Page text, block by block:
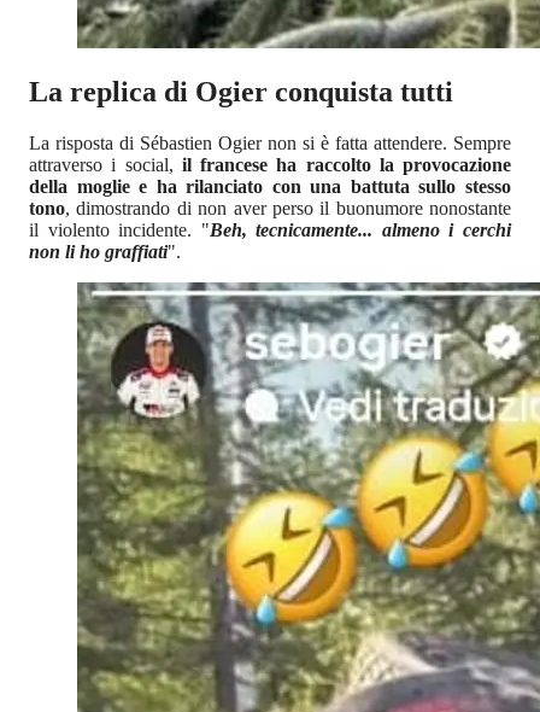
La replica di Ogier conquista tutti
La risposta di Sébastien Ogier non si è fatta attendere. Sempre
attraverso i social, il francese ha raccolto la provocazione
della moglie e ha rilanciato con una battuta sullo stesso
tono, dimostrando di non aver perso il buonumore nonostante
il violento incidente. "Beh, tecnicamente... almeno i cerchi
non li ho graffiati".